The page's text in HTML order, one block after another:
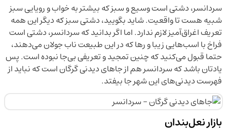
سردانسر، دشتی است وسیع و سبز که بیشتر به خواب و رویایی سبز
شبیه هست تا واقعیت. شاید بگویید، دشتی سبز که دیگر این همه
تعریف اغراق‌آمیز لازم ندارد. اما اگر بدانید که سردانسر، دشتی است
فراخ با اسب‌هایی زیبا و رها که در این طبیعت ناب جولان می‌دهند،
حتما قبول می‌کنید که چنین تمجید و تعریفی بی‌جا نبوده است. پس
یادتان باشد که سردانسر هم از جاهای دیدنی گرگان است که نباید از
فهرست دیدنی‌های این شهر جا بیفتد.
بازار نعل‌بندان